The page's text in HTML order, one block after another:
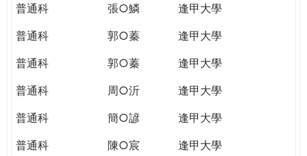
普通科
張○鱗
逢甲大學
普通科
郭○蓁
逢甲大學
普通科
郭○蓁
逢甲大學
普通科
周○沂
逢甲大學
普通科
簡○諺
逢甲大學
普通科
陳○宸 逢甲大學